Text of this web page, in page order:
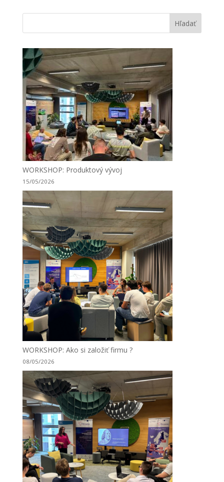
Hľadať
WORKSHOP: Produktový vývoj
15/05/2026
WORKSHOP: Ako si založiť firmu ?
08/05/2026